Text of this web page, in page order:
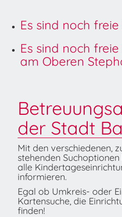
Es sind noch
Es sind noch
am Oberen
der Stadt
Mit den verschiedenen,
stehenden
alle
informieren.
Egal ob Umkreis- oder
Kartensuche, die
finden!